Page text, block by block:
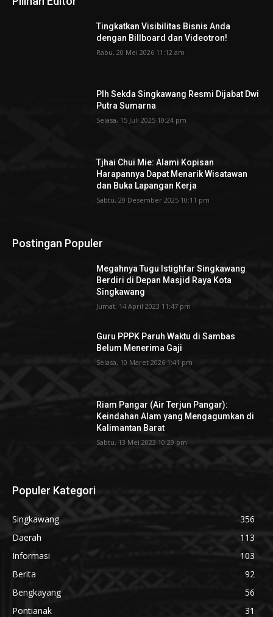
Tingkatkan Visibilitas Bisnis Anda
dengan Billboard dan Videotron!
Rabu, 20 Mei 2026 11:12 am
Plh Sekda Singkawang Resmi Dijabat Dwi
Putra Sumarna
Selasa, 15 Juli 2025 10:24 pm
Tjhai Chui Mie: Alami Kopisan
Harapannya Dapat Menarik Wisatawan
dan Buka Lapangan Kerja
Sabtu, 20 Desember 2025 10:11 pm
Postingan Populer
Megahnya Tugu Istighfar Singkawang
Berdiri di Depan Masjid Raya Kota
Singkawang
Jumat, 14 April 2023 11:47 pm
Guru PPPK Paruh Waktu di Sambas
Belum Menerima Gaji
Selasa, 10 Maret 2026 1:41 pm
Riam Pangar (Air Terjun Pangar):
Keindahan Alam yang Mengagumkan di
Kalimantan Barat
Sabtu, 13 Mei 2023 10:29 pm
Populer Kategori
Singkawang
356
Daerah
113
Informasi
103
Berita
92
Bengkayang
56
Pontianak
31